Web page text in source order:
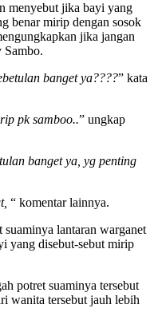
menyebut jika bayi yang
benar mirip dengan sosok
jika jangan
Sambo.
banget ya????” kata
pk samboo..” ungkap
banget ya, yg penting
“ komentar lainnya.
lantaran warganet
yang disebut-sebut mirip
potret suaminya tersebut
wanita tersebut jauh lebih